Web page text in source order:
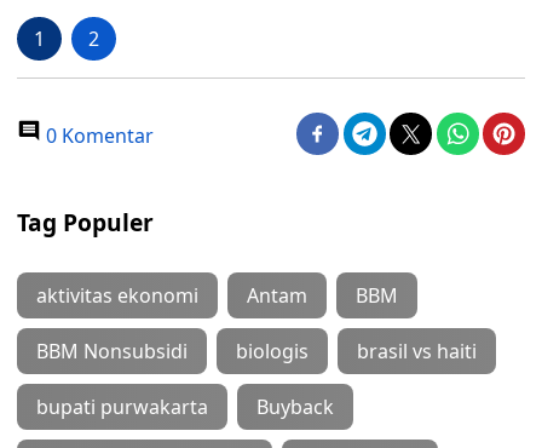
1 2
0 Komentar
Tag Populer
aktivitas ekonomi Antam BBM
BBM Nonsubsidi biologis brasil vs haiti
bupati purwakarta Buyback